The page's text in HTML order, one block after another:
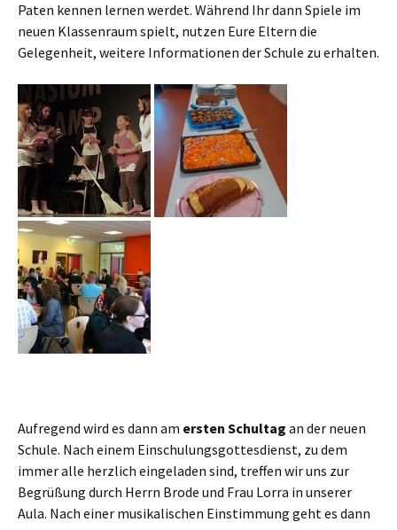
Paten kennen lernen werdet. Während Ihr dann Spiele im
neuen Klassenraum spielt, nutzen Eure Eltern die
Gelegenheit, weitere Informationen der Schule zu erhalten.
Aufregend wird es dann am ersten Schultag an der neuen
Schule. Nach einem Einschulungsgottesdienst, zu dem
immer alle herzlich eingeladen sind, treffen wir uns zur
Begrüßung durch Herrn Brode und Frau Lorra in unserer
Aula. Nach einer musikalischen Einstimmung geht es dann